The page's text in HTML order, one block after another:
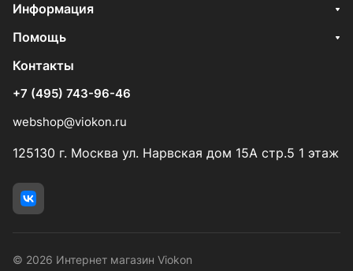
Информация
Помощь
Контакты
+7 (495) 743-96-46
webshop@viokon.ru
125130 г. Москва ул. Нарвская дом 15А стр.5 1 этаж
© 2026 Интернет магазин Viokon